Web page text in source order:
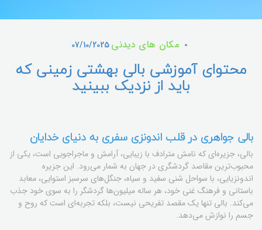
مکان های دیدنی07/10/2025
محتوای آموزشی بالی بهشتی زمینی که
باید از نزدیک ببینید
بالی جواهری در قلب اندونزی سفری به دنیای خدایان
بالی، جزیره‌ای که نامش مترادف با زیبایی، آرامش و ماجراجویی است، یکی از
محبوب‌ترین مقاصد گردشگری در جهان به شمار می‌رود. این جزیره
اندونزیایی، با سواحل شنی سفید و سیاه، جنگل‌های سرسبز استوایی، معابد
باستانی و فرهنگ غنی خود، هر ساله میلیون‌ها گردشگر را به سوی خود جذب
می‌کند. بالی تنها یک مقصد تفریحی نیست، بلکه تجربه‌ای است که روح و
جسم را نوازش می‌دهد.